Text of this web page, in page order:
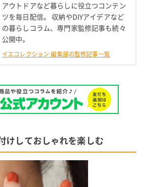
アウトドアなど暮らしに役立つコンテン
ツを毎日配信。 収納やDIYアイデアなど
の暮らしコラム、専門家監修記事も続々
公開中。
イエコレクション 編集部の監修記事一覧
けしておしゃれを楽しむ